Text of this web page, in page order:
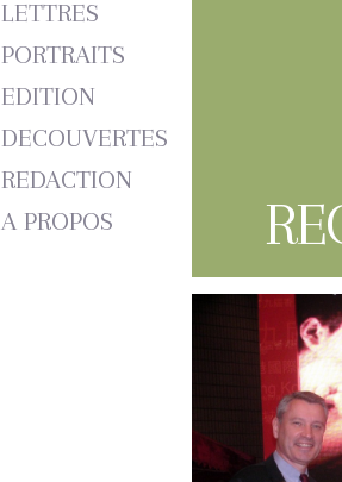
LETTRES
PORTRAITS
EDITION
DECOUVERTES
REDACTION
A PROPOS